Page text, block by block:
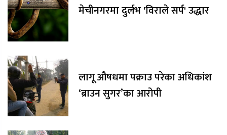
मेचीनगरमा दुर्लभ 'विराले सर्प' उद्धार
लागू औषधमा पक्राउ परेका अधिकांश
‘ब्राउन सुगर’का आरोपी